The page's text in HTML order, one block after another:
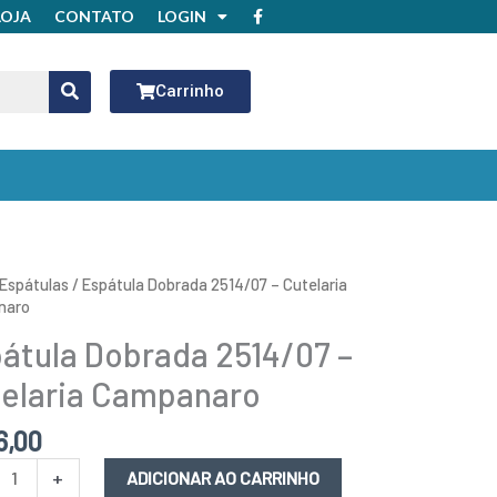
CONTATO LOGIN
F
a
Carrinho
Espátulas / Espátula Dobrada 2514/07 – Cutelaria
Dobrada 2514/07 –
Campanaro
+ ADICIONAR AO CARRINHO